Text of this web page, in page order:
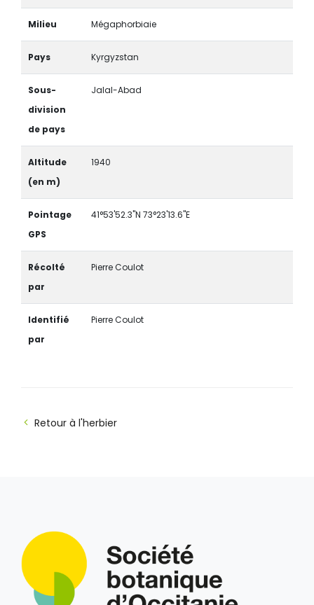
Milieu Mégaphorbiaie
Pays Kyrgyzstan
Sous-
division
de pays
Jalal-Abad
Altitude
(en m)
1940
Pointage
GPS
41°53'52.3"N 73°23'13.6"E
Récolté
par
Pierre Coulot
Identifié
par
Pierre Coulot
Retour à l'herbier